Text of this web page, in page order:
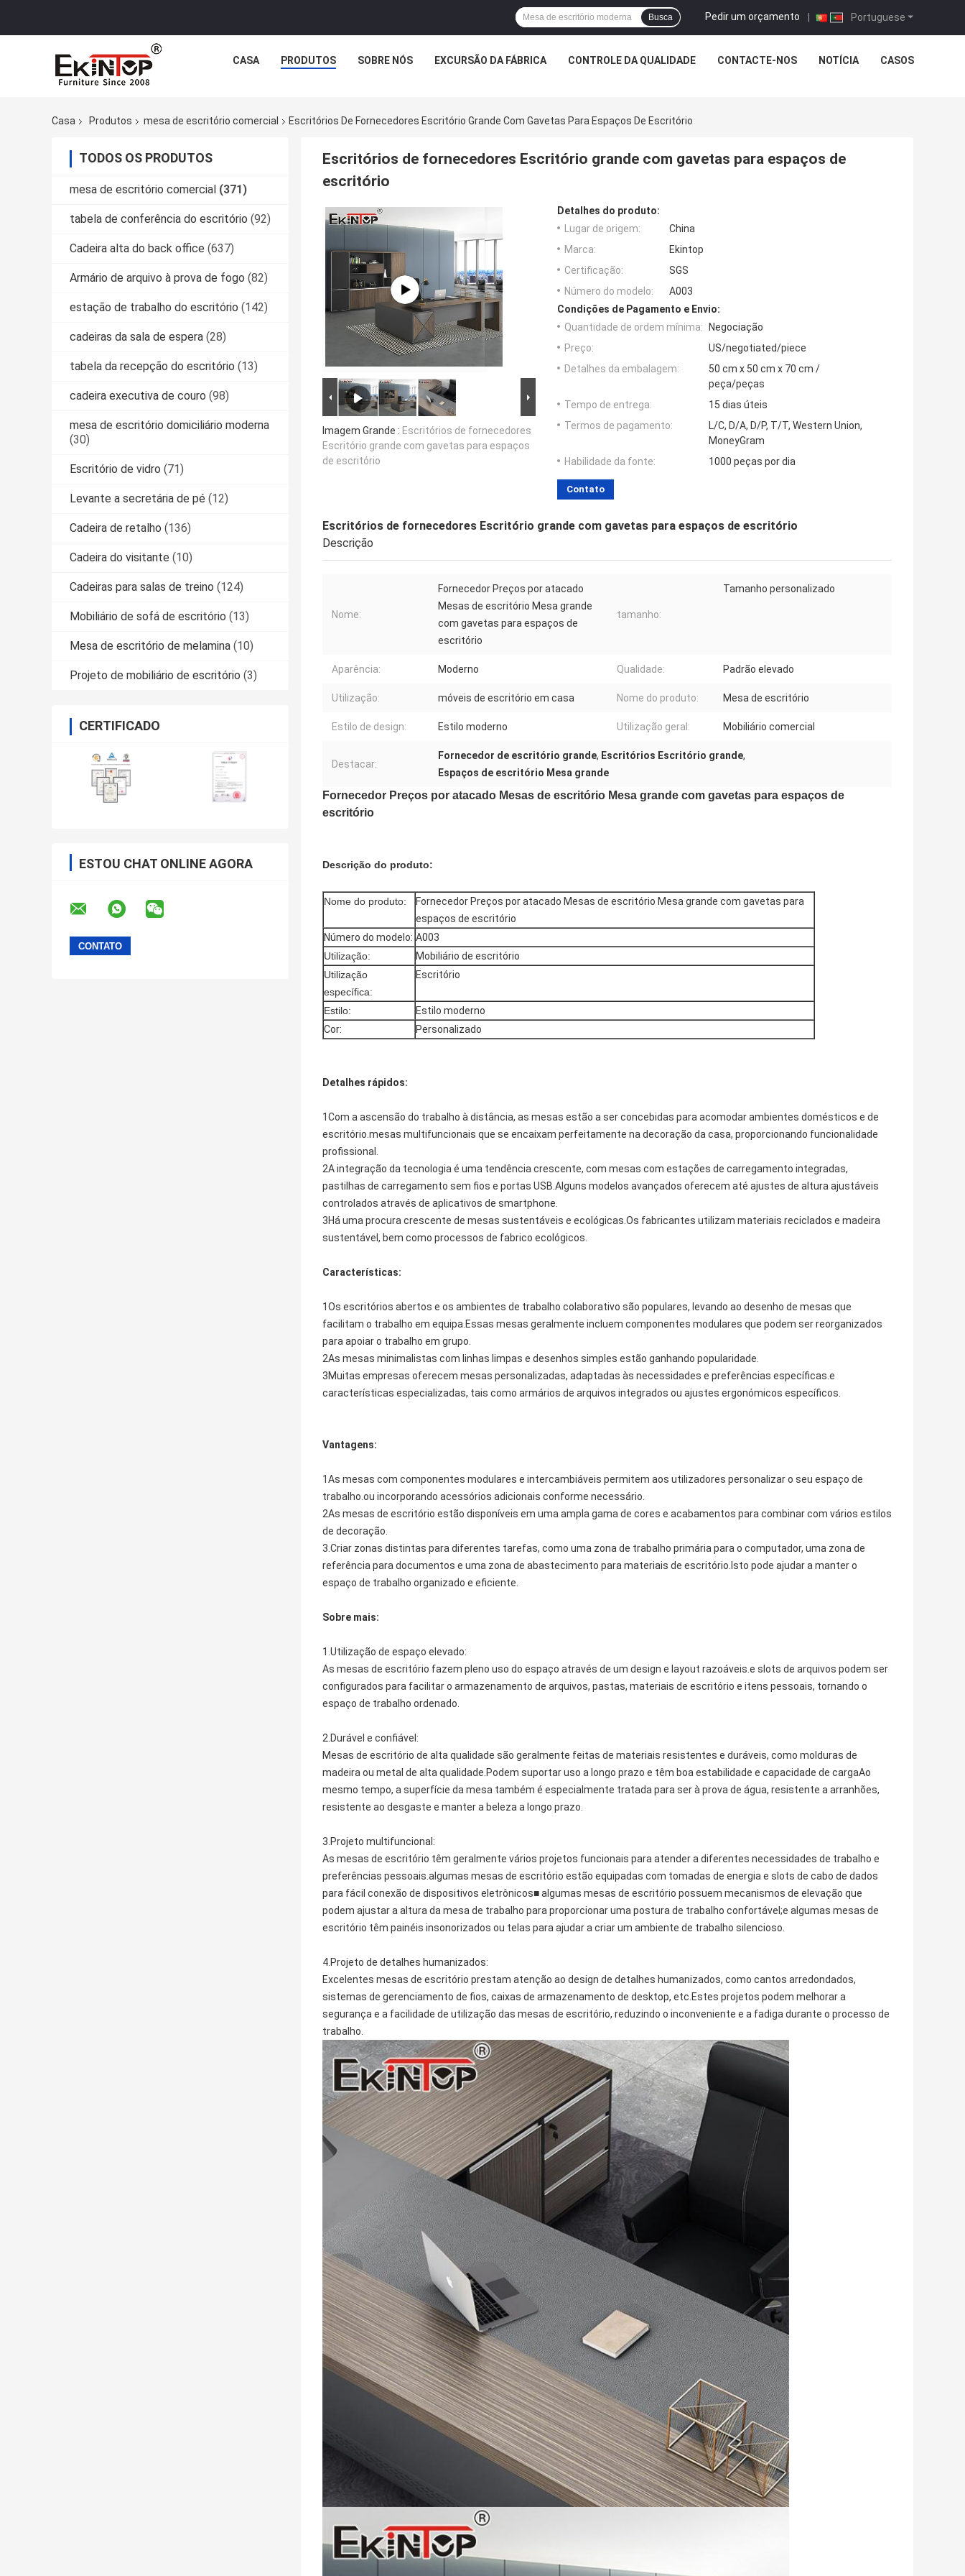
Portuguese
Pedir um orçamento |
Busca
CASA PRODUTOS SOBRE NÓS EXCURSÃO DA FÁBRICA CONTROLE DA QUALIDADE CONTACTE-NOS NOTÍCIA CASOS
Casa Produtos mesa de escritório comercial Escritórios De Fornecedores Escritório Grande Com Gavetas Para Espaços De Escritório
TODOS OS PRODUTOS
mesa de escritório comercial (371)
tabela de conferência do escritório (92)
Cadeira alta do back office (637)
Armário de arquivo à prova de fogo (82)
estação de trabalho do escritório (142)
cadeiras da sala de espera (28)
tabela da recepção do escritório (13)
cadeira executiva de couro (98)
mesa de escritório domiciliário moderna
(30)
Escritório de vidro (71)
Levante a secretária de pé (12)
Cadeira de retalho (136)
Cadeira do visitante (10)
Cadeiras para salas de treino (124)
Mobiliário de sofá de escritório (13)
Mesa de escritório de melamina (10)
Projeto de mobiliário de escritório (3)
CERTIFICADO
ESTOU CHAT ONLINE AGORA
Escritórios de fornecedores Escritório grande com gavetas para espaços de
escritório
Imagem Grande : Escritórios de fornecedores
Escritório grande com gavetas para espaços
de escritório
Detalhes do produto:
Lugar de origem:
China
Marca:
Ekintop
Certificação:
SGS
Número do modelo:
A003
Condições de Pagamento e Envio:
Quantidade de ordem mínima:
Negociação
Preço:
US/negotiated/piece
Detalhes da embalagem:
50 cm x 50 cm x 70 cm /
peça/peças
Tempo de entrega:
15 dias úteis
Termos de pagamento:
L/C, D/A, D/P, T/T, Western Union,
MoneyGram
Habilidade da fonte:
1000 peças por dia
Contato
Escritórios de fornecedores Escritório grande com gavetas para espaços de escritório
Descrição
Nome:
Fornecedor Preços por atacado
Mesas de escritório Mesa grande
com gavetas para espaços de
escritório
tamanho:
Tamanho personalizado
Aparência: Moderno Qualidade: Padrão elevado
Utilização: móveis de escritório em casa Nome do produto: Mesa de escritório
Estilo de design: Estilo moderno Utilização geral: Mobiliário comercial
Destacar:
Fornecedor de escritório grande, Escritórios Escritório grande,
Espaços de escritório Mesa grande
Fornecedor Preços por atacado Mesas de escritório Mesa grande com gavetas para espaços de
escritório
Descrição do produto:
Nome do produto:
Fornecedor Preços por atacado Mesas de escritório Mesa grande com gavetas para
espaços de escritório
Número do modelo: A003
Utilização:
Mobiliário de escritório
Utilização
específica:
Escritório
Estilo:
Estilo moderno
Cor:
Personalizado
Detalhes rápidos:
1Com a ascensão do trabalho à distância, as mesas estão a ser concebidas para acomodar ambientes domésticos e de
escritório.mesas multifuncionais que se encaixam perfeitamente na decoração da casa, proporcionando funcionalidade
profissional.
2A integração da tecnologia é uma tendência crescente, com mesas com estações de carregamento integradas,
pastilhas de carregamento sem fios e portas USB.Alguns modelos avançados oferecem até ajustes de altura ajustáveis
controlados através de aplicativos de smartphone.
3Há uma procura crescente de mesas sustentáveis e ecológicas.Os fabricantes utilizam materiais reciclados e madeira
sustentável, bem como processos de fabrico ecológicos.
Características:
1Os escritórios abertos e os ambientes de trabalho colaborativo são populares, levando ao desenho de mesas que
facilitam o trabalho em equipa.Essas mesas geralmente incluem componentes modulares que podem ser reorganizados
para apoiar o trabalho em grupo.
2As mesas minimalistas com linhas limpas e desenhos simples estão ganhando popularidade.
3Muitas empresas oferecem mesas personalizadas, adaptadas às necessidades e preferências específicas.e
características especializadas, tais como armários de arquivos integrados ou ajustes ergonómicos específicos.
Vantagens:
1As mesas com componentes modulares e intercambiáveis permitem aos utilizadores personalizar o seu espaço de
trabalho.ou incorporando acessórios adicionais conforme necessário.
2As mesas de escritório estão disponíveis em uma ampla gama de cores e acabamentos para combinar com vários estilos
de decoração.
3.Criar zonas distintas para diferentes tarefas, como uma zona de trabalho primária para o computador, uma zona de
referência para documentos e uma zona de abastecimento para materiais de escritório.Isto pode ajudar a manter o
espaço de trabalho organizado e eficiente.
Sobre mais:
1.Utilização de espaço elevado:
As mesas de escritório fazem pleno uso do espaço através de um design e layout razoáveis.e slots de arquivos podem ser
configurados para facilitar o armazenamento de arquivos, pastas, materiais de escritório e itens pessoais, tornando o
espaço de trabalho ordenado.
2.Durável e confiável :
Mesas de escritório de alta qualidade são geralmente feitas de materiais resistentes e duráveis, como molduras de
madeira ou metal de alta qualidade.Podem suportar uso a longo prazo e têm boa estabilidade e capacidade de cargaAo
mesmo tempo, a superfície da mesa também é especialmente tratada para ser à prova de água, resistente a arranhões,
resistente ao desgaste e manter a beleza a longo prazo.
3.Projeto multifuncional :
As mesas de escritório têm geralmente vários projetos funcionais para atender a diferentes necessidades de trabalho e
preferências pessoais.algumas mesas de escritório estão equipadas com tomadas de energia e slots de cabo de dados
para fácil conexão de dispositivos eletrônicos■ algumas mesas de escritório possuem mecanismos de elevação que
podem ajustar a altura da mesa de trabalho para proporcionar uma postura de trabalho confortável;e algumas mesas de
escritório têm painéis insonorizados ou telas para ajudar a criar um ambiente de trabalho silencioso.
4.Projeto de detalhes humanizados:
Excelentes mesas de escritório prestam atenção ao design de detalhes humanizados, como cantos arredondados,
sistemas de gerenciamento de fios, caixas de armazenamento de desktop, etc.Estes projetos podem melhorar a
segurança e a facilidade de utilização das mesas de escritório, reduzindo o inconveniente e a fadiga durante o processo de
trabalho.